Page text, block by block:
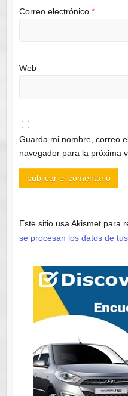
Correo electrónico *
Web
Guarda mi nombre, correo
navegador para la próxima
Este sitio usa Akismet para
se procesan los datos de